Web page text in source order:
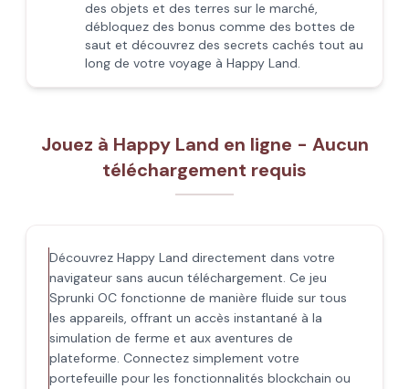
des objets et des terres sur le marché,
débloquez des bonus comme des bottes de
saut et découvrez des secrets cachés tout au
long de votre voyage à Happy Land.
Jouez à Happy Land en ligne - Aucun
téléchargement requis
Découvrez Happy Land directement dans votre
navigateur sans aucun téléchargement. Ce jeu
Sprunki OC fonctionne de manière fluide sur tous
les appareils, offrant un accès instantané à la
simulation de ferme et aux aventures de
plateforme. Connectez simplement votre
portefeuille pour les fonctionnalités blockchain ou